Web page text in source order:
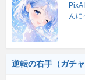
んに
逆転の右手（ガチ